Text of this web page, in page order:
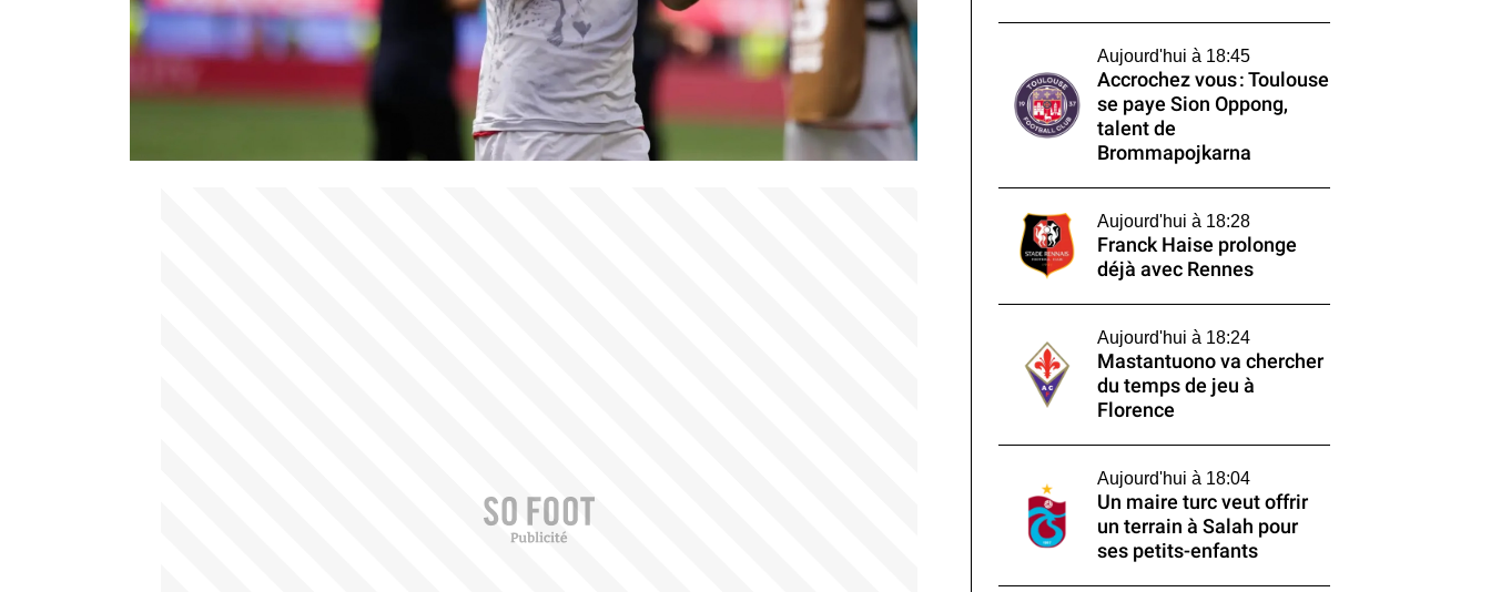
Aujourd'hui à 18:45
Accrochez vous : Toulouse
se paye Sion Oppong,
talent de
Brommapojkarna
Aujourd'hui à 18:28
Franck Haise prolonge
déjà avec Rennes
Aujourd'hui à 18:24
Mastantuono va chercher
du temps de jeu à
Florence
Aujourd'hui à 18:04
Un maire turc veut offrir
un terrain à Salah pour
ses petits-enfants